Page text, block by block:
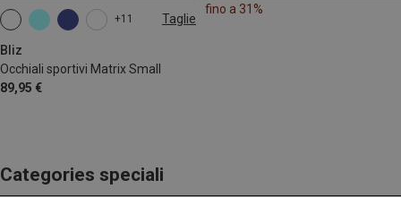
+11 Taglie
Bliz
Occhiali sportivi Matrix Small
89,95 €
ONE SIZE
fino a 31%
Categories speciali